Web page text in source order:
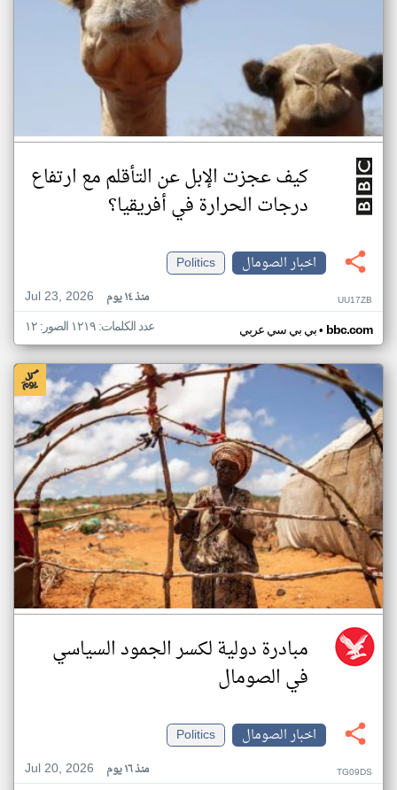
كيف عجزت الإبل عن التأقلم مع ارتفاع
درجات الحرارة في أفريقيا؟
اخبار الصومال
Politics
Jul 23, 2026
منذ ١٤ يوم UU17ZB
بي بي سي عربي• bbc.com عدد الكلمات: ١٢١٩ الصور: ١٢
مبادرة دولية لكسر الجمود السياسي
في الصومال
اخبار الصومال
Politics
Jul 20, 2026
منذ ١٦ يوم TG09DS